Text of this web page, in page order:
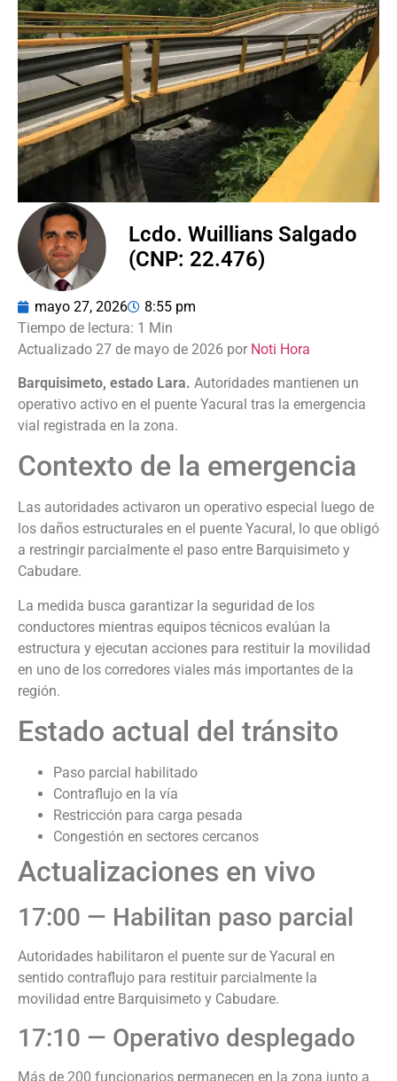
Lcdo. Wuillians Salgado
(CNP: 22.476)
mayo 27, 2026 8:55 pm
Actualizado 27 de mayo de 2026 por Noti Hora
Barquisimeto, estado Lara. Autoridades mantienen un
operativo activo en el puente Yacural tras la emergencia
vial registrada en la zona.
Contexto de la emergencia
Las autoridades activaron un operativo especial luego de
los daños estructurales en el puente Yacural, lo que obligó
a restringir parcialmente el paso entre Barquisimeto y
Cabudare.
La medida busca garantizar la seguridad de los
conductores mientras equipos técnicos evalúan la
estructura y ejecutan acciones para restituir la movilidad
en uno de los corredores viales más importantes de la
región.
Estado actual del tránsito
Paso parcial habilitado
Contraflujo en la vía
Restricción para carga pesada
Congestión en sectores cercanos
Actualizaciones en vivo
17:00 — Habilitan paso parcial
Autoridades habilitaron el puente sur de Yacural en
sentido contraflujo para restituir parcialmente la
movilidad entre Barquisimeto y Cabudare.
17:10 — Operativo desplegado
Más de 200 funcionarios permanecen en la zona junto a